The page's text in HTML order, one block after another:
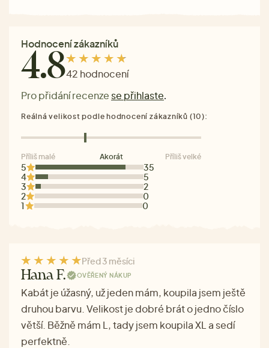
Hodnocení zákazníků
4.842 hodnocení
Pro přidání recenze se přihlaste.
5
35
4
5
3
2
2
0
1
0
Reálná velikost podle hodnocení zákazníků (10):
Příliš malé Akorát Příliš velké
Před 3 měsíci
Hana F. OVĚŘENÝ NÁKUP
Kabát je úžasný, už jeden mám, koupila jsem ještě
druhou barvu. Velikost je dobré brát o jedno číslo
větší. Běžně mám L, tady jsem koupila XL a sedí
perfektně.